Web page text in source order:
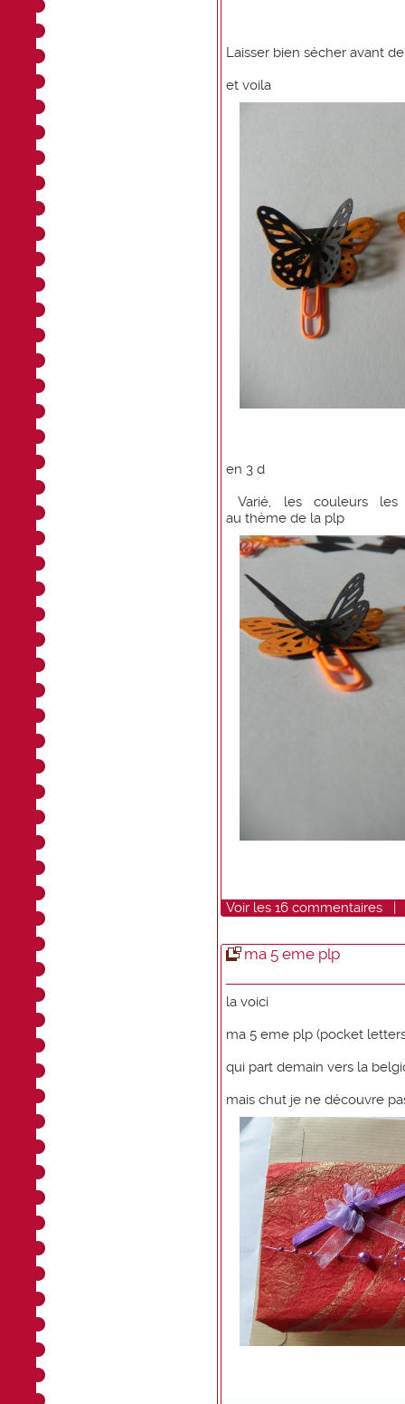
Laisser bien sécher avant
et voila
en 3 d
Varié, les couleurs
au thème de la plp
Voir les 16 commentaires
ma 5 eme plp
la voici
ma 5 eme plp (pocket
qui part demain vers la
mais chut je ne découvre